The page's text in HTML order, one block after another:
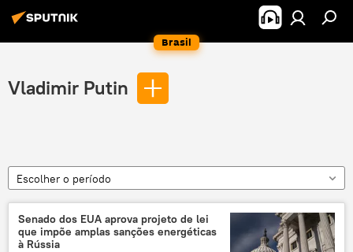
Brasil
Vladimir Putin
Escolher o período
Senado dos EUA aprova projeto de lei
que impõe amplas sanções energéticas
à Rússia